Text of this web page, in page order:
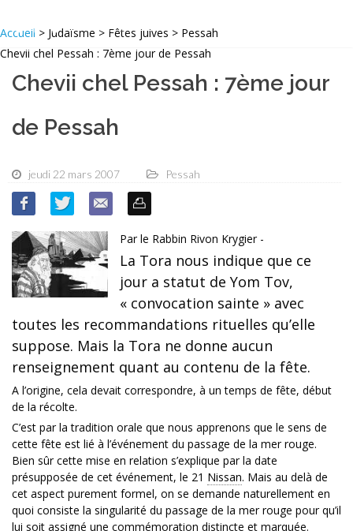
Accueil > Judaïsme > Fêtes juives > Pessah
Chevii chel Pessah : 7ème jour de Pessah
Chevii chel Pessah : 7ème jour
de Pessah
jeudi 22 mars 2007 Pessah
Par le Rabbin Rivon Krygier -
La Tora nous indique que ce
jour a statut de Yom Tov,
« convocation sainte » avec
toutes les recommandations rituelles qu’elle
suppose. Mais la Tora ne donne aucun
renseignement quant au contenu de la fête.
A l’origine, cela devait correspondre, à un temps de fête, début
de la récolte.
C’est par la tradition orale que nous apprenons que le sens de
cette fête est lié à l’événement du passage de la mer rouge.
Bien sûr cette mise en relation s’explique par la date
présupposée de cet événement, le 21 Nissan. Mais au delà de
cet aspect purement formel, on se demande naturellement en
quoi consiste la singularité du passage de la mer rouge pour qu’il
lui soit assigné une commémoration distincte et marquée.